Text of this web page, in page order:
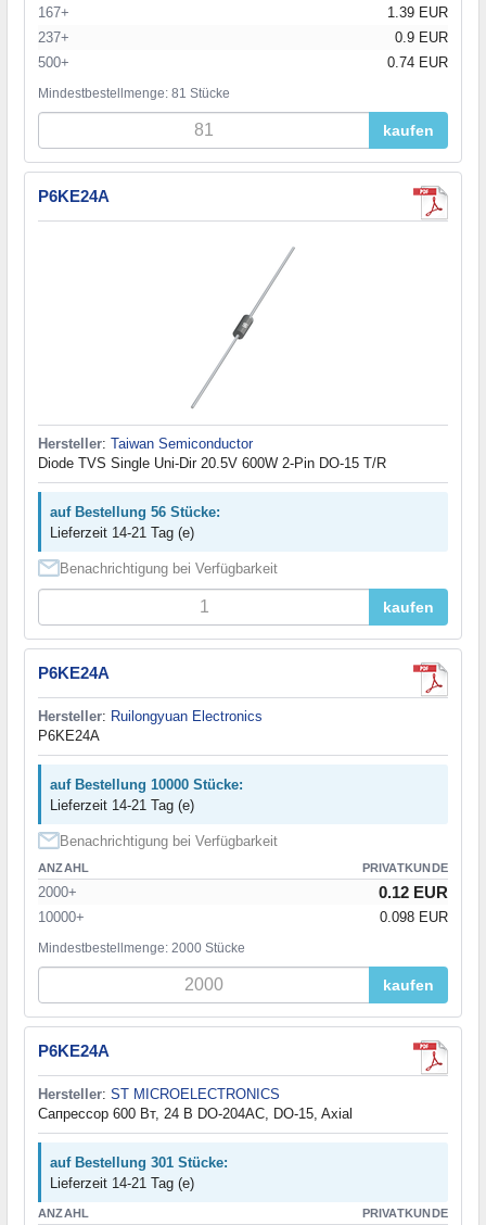
167+
1.39 EUR
237+
0.9 EUR
500+
0.74 EUR
Mindestbestellmenge: 81 Stücke
kaufen
P6KE24A
Hersteller: Taiwan Semiconductor
Diode TVS Single Uni-Dir 20.5V 600W 2-Pin DO-15 T/R
auf Bestellung 56 Stücke:
Lieferzeit 14-21 Tag (e)
Benachrichtigung bei Verfügbarkeit
kaufen
P6KE24A
Hersteller: Ruilongyuan Electronics
P6KE24A
auf Bestellung 10000 Stücke:
Lieferzeit 14-21 Tag (e)
Benachrichtigung bei Verfügbarkeit
ANZAHL PRIVATKUNDE
2000+ 0.12 EUR
10000+ 0.098 EUR
Mindestbestellmenge: 2000 Stücke
kaufen
P6KE24A
Hersteller: ST MICROELECTRONICS
Сапрессор 600 Вт, 24 В DO-204AC, DO-15, Axial
auf Bestellung 301 Stücke:
Lieferzeit 14-21 Tag (e)
ANZAHL PRIVATKUNDE